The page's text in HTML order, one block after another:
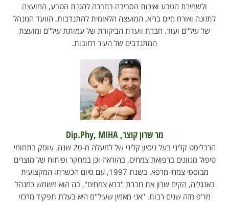
ולשמירת הטבע ואיכות הסביבה בחברה להגנת הטבע, המועצה
לתזונה ואורח חיים בריא, המועצה הלאומית להתנדבות, הוועד המנהל
של עיל"ם ועוד. חברת וועדת הביקורת של עמותת עיל"ם ומועצת
המתנדבים של העיר רחובות.
מר שרון קוצר, Dip.Phy, MIHA
הרבליסט קליני בעל ניסיון קליני של למעלה מ-20 שנה. עוסק בתחומי
טיפול מגוונים ברפואת צמחים, בהוראה וכן במחקר ופיתוח של מוצרים
מבוססי צמחי מרפא. בשנת 1997, עם סיום הכשרתו המקצועית
באנגליה, הקים שרון את חברת "ברא צמחים", בה הוא משמש כמנהל
מו"פ מזה שנים רבות. "אני מאמין שעיל"ם היא בעלת תפקיד מרכזי